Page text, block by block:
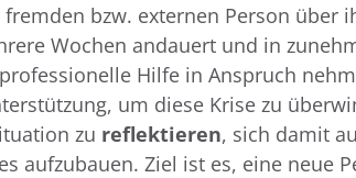
bzw. externen Person über
Wochen andauert und in
Hilfe in Anspruch
um diese Krise zu
zu reflektieren, sich damit
aufzubauen. Ziel ist es, eine neue